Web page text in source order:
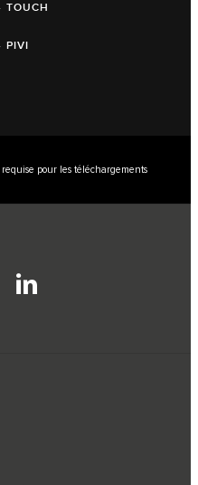
TOUCH
PIVI
pour les téléchargements